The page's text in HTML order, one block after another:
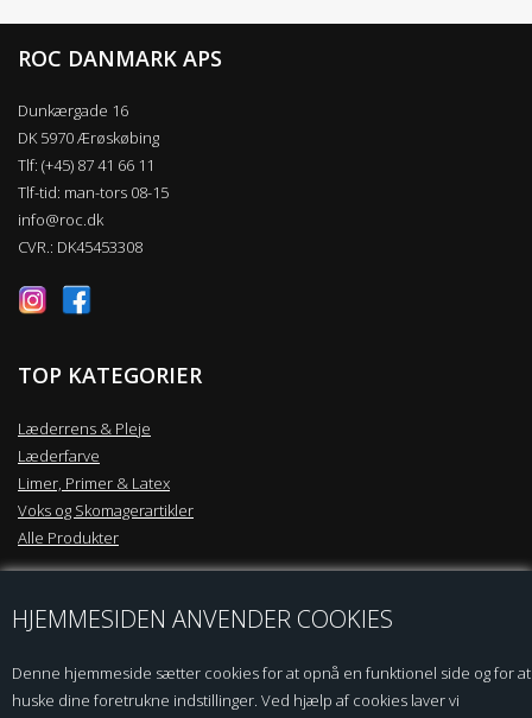
HJEMMESIDEN ANVENDER COOKIES
Denne hjemmeside sætter cookies for at opnå en funktionel side og for at
huske dine foretrukne indstillinger. Ved hjælp af cookies laver vi
ROC DANMARK APS
Dunkærgade 16
DK 5970 Ærøskøbing
Tlf: (+45) 87 41 66 11
Tlf-tid: man-tors 08-15
info@roc.dk
CVR.: DK45453308
TOP KATEGORIER
Læderrens & Pleje
Læderfarve
Limer, Primer & Latex
Voks og Skomagerartikler
Alle Produkter
Sikkerhedsdatablade / MSDS
Handelsbetingelser B2C